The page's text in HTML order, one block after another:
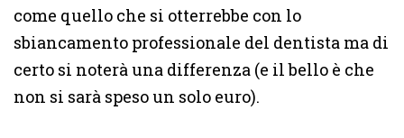
come quello che si otterrebbe con lo
sbiancamento professionale del dentista ma di
certo si noterà una differenza (e il bello è che
non si sarà speso un solo euro).